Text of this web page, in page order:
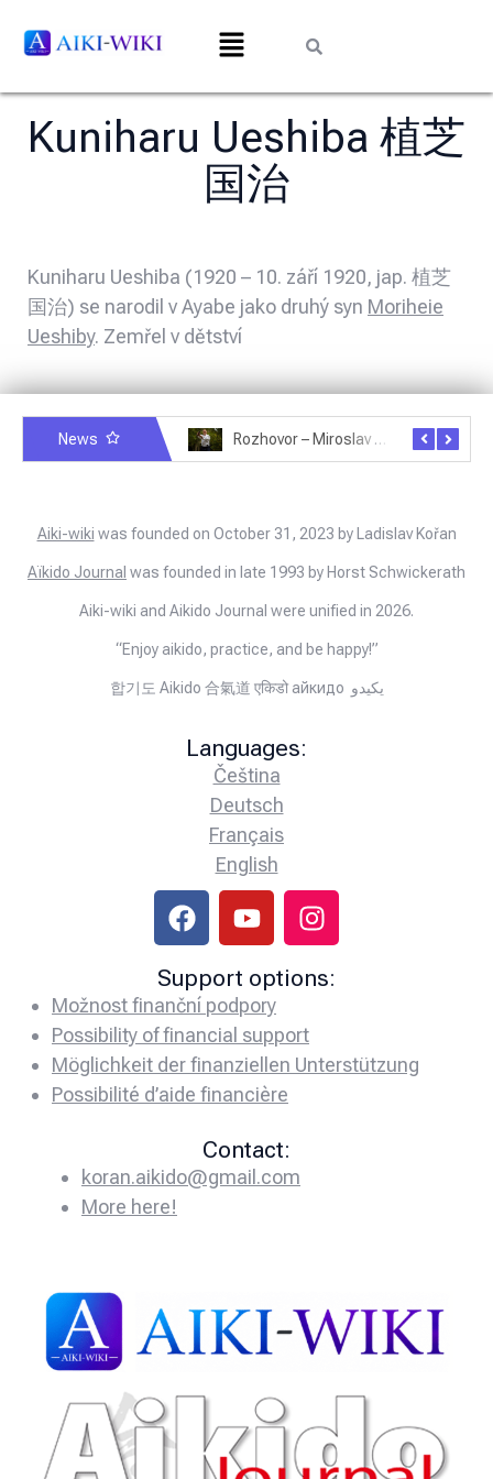
Kuniharu Ueshiba 植芝
国治
Kuniharu Ueshiba (1920 – 10. září 1920, jap. 植芝
国治) se narodil v Ayabe jako druhý syn Moriheie
Ueshiby. Zemřel v dětství
News Rozhovor – Miroslav Šmíd – 22.3.2025
Aiki-wiki was founded on October 31, 2023 by Ladislav Kořan
Aïkido Journal was founded in late 1993 by Horst Schwickerath
Aiki-wiki and Aikido Journal were unified in 2026.
“Enjoy aikido, practice, and be happy!”
합기도 Aikido 合氣道 एकिडो айкидо يكيدو
Languages:
Čeština
Deutsch
Français
English
Support options:
Možnost finanční podpory
Possibility of financial support
Möglichkeit der finanziellen Unterstützung
Possibilité d’aide financière
Contact:
koran.aikido@gmail.com
More here!